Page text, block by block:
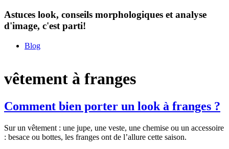
Astuces look, conseils morphologiques et analyse
d'image, c'est parti!
Blog
vêtement à franges
Comment bien porter un look à franges ?
Sur un vêtement : une jupe, une veste, une chemise ou un accessoire
: besace ou bottes, les franges ont de l’allure cette saison.